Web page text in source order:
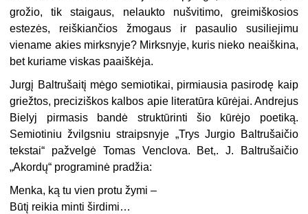
grožio, tik staigaus, nelaukto nušviti­mo, greimiškosios
estezės, reiškiančios žmogaus ir pasaulio susiliejimu
viena­me akies mirksnyje? Mirksnyje, kuris nieko neaiškina,
bet kuriame viskas paaiškėja.
Jurgį Baltrušaitį mėgo semiotikai, pirmiausia pasirodę kaip
griežtos, pre­ciziškos kalbos apie literatūra kūrėjai. Andrejus
Bielyj pirmasis bandė struktūrinti šio kūrėjo poetiką.
Semioti­niu žvilgsniu straipsnyje „Trys Jurgio Baltrušaičio
tekstai“ pažvelgė Tomas Venclova. Bet,. J. Baltrušaičio
„Akor­dų“ programinė pradžia:
Menka, ką tu vien protu žymi –
Būtį reikia minti širdimi…